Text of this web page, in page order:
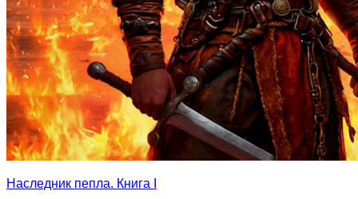
Наследник пепла. Книга I